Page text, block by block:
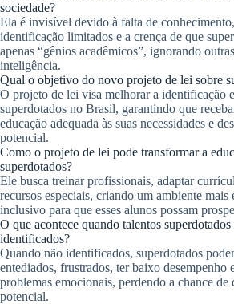
sociedade?
Ela é invisível devido à falta de
identificação limitados e a crença de que
apenas “gênios acadêmicos”, ignorando
inteligência.
Qual o objetivo do novo projeto de lei sobre
O projeto de lei visa melhorar a identificação
superdotados no Brasil, garantindo que
educação adequada às suas necessidades e
potencial.
Como o projeto de lei pode transformar a
superdotados?
Ele busca treinar profissionais, adaptar
recursos especiais, criando um ambiente mais
inclusivo para que esses alunos possam
O que acontece quando talentos superdotados
identificados?
Quando não identificados, superdotados
entediados, frustrados, ter baixo desempenho
problemas emocionais, perdendo a chance de
potencial.